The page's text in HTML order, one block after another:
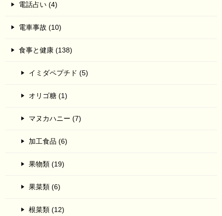
電話占い (4)
電車事故 (10)
食事と健康 (138)
イミダペプチド (5)
オリゴ糖 (1)
マヌカハニー (7)
加工食品 (6)
果物類 (19)
果菜類 (6)
根菜類 (12)